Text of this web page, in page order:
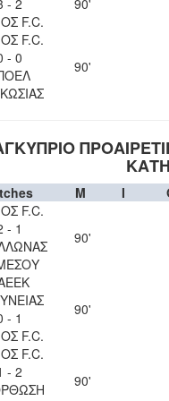
- 2
F.C.
90'
F.C.
- 0
90'
M I
F.C.
- 1
90'
- 1
F.C.
90'
F.C.
- 2
90'